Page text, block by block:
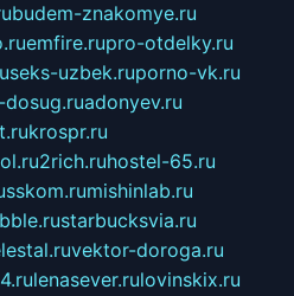
budem-znakomye.ru
emfire.rupro-otdelky.ru
seks-uzbek.ruporno-vk.ru
adonyev.ru
krospr.ru
2rich.ruhostel-65.ru
mishinlab.ru
starbucksvia.ru
vektor-doroga.ru
lenasever.rulovinskix.ru